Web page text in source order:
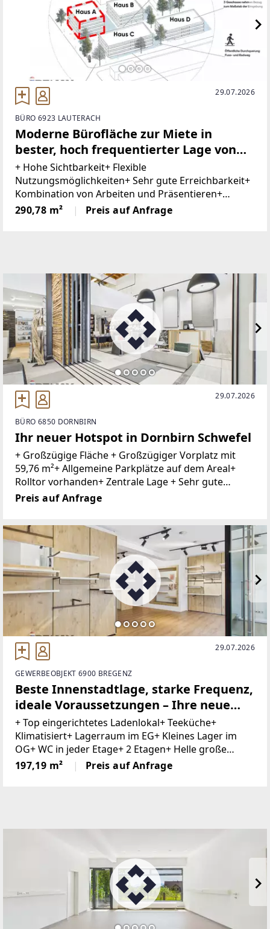
29.07.2026
BÜRO 6923 LAUTERACH
Moderne Bürofläche zur Miete in
bester, hoch frequentierter Lage von
Lauterach
+ Hohe Sichtbarkeit+ Flexible
Nutzungsmöglichkeiten+ Sehr gute Erreichbarkeit+
Kombination von Arbeiten und Präsentieren+
Barrierefrei+ Ausreichend Besucherparkplätze+
Tiefgaragenstellplatz optional In hoch
290,78 m² Preis auf Anfrage
29.07.2026
BÜRO 6850 DORNBIRN
Ihr neuer Hotspot in Dornbirn Schwefel
+ Großzügige Fläche + Großzügiger Vorplatz mit
59,76 m²+ Allgemeine Parkplätze auf dem Areal+
Rolltor vorhanden+ Zentrale Lage + Sehr gute
Infrastruktur+ Nahversorger und Dienstleister in
der Nähe + Öffentliche Verkehrsmittel
Preis auf Anfrage
29.07.2026
GEWERBEOBJEKT 6900 BREGENZ
Beste Innenstadtlage, starke Frequenz,
ideale Voraussetzungen – Ihre neue
Geschäftsadresse in Bregenz
+ Top eingerichtetes Ladenlokal+ Teeküche+
Klimatisiert+ Lagerraum im EG+ Kleines Lager im
OG+ WC in jeder Etage+ 2 Etagen+ Helle große
Geschäftsflächen + Zentrale Lage+ Im Stadtzentrum
gelegen+ Hohe FußgängerfrequenzSichern
197,19 m² Preis auf Anfrage